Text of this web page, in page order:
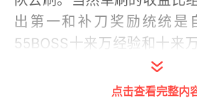
出第一和补刀奖励统统是
55BOSS十来万经验和十来
励都是双倍的，爽不爽?下
要领和各个BOSS的打法，
点击查看完整内